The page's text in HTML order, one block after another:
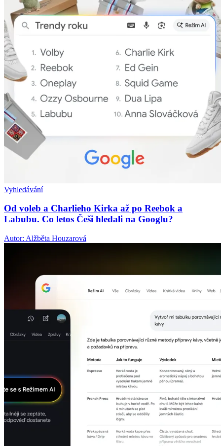
Vyhledávání
Od voleb a Charlieho Kirka až po Reebok a
Labubu. Co letos Češi hledali na Googlu?
Autor: Alžběta Houzarová